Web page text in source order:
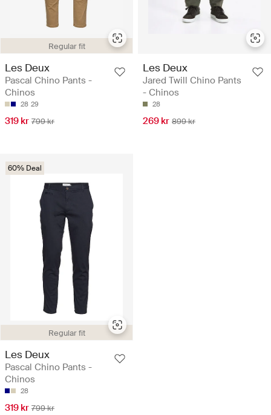
Regular fit
Les Deux
Pascal Chino Pants -
Chinos
28 29
319 kr 799 kr
Les Deux
Jared Twill Chino Pants
- Chinos
28
269 kr 899 kr
Regular fit
60% Deal
Les Deux
Pascal Chino Pants -
Chinos
28
319 kr 799 kr